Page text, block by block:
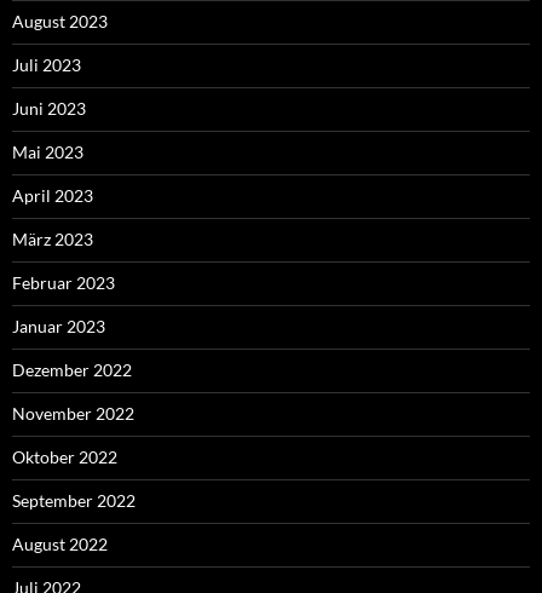
August 2023
Juli 2023
Juni 2023
Mai 2023
April 2023
März 2023
Februar 2023
Januar 2023
Dezember 2022
November 2022
Oktober 2022
September 2022
August 2022
Juli 2022